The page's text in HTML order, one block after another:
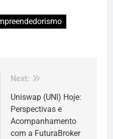
Next:
Uniswap (UNI) Hoje:
Perspectivas e
Acompanhamento
com a FuturaBroker